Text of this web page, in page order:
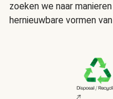
zoeken we naar
hernieuwbare vormen